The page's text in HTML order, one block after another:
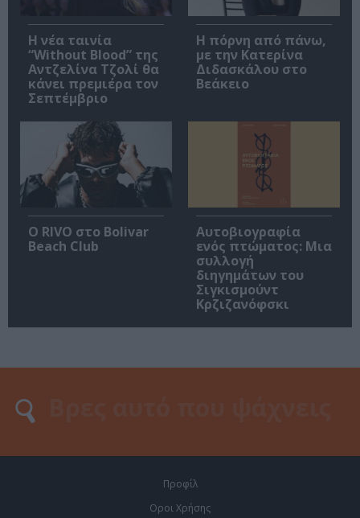
Η νέα ταινία
“Without Blood” της
Αντζελίνα Τζολί θα
κάνει πρεμιέρα τον
Σεπτέμβριο
Η πόρνη από πάνω,
με την Κατερίνα
Διδασκάλου στο
Βεάκειο
Ο RIVO στο Bolivar
Beach Club
Αυτοβιογραφία
ενός πτώματος: Μια
συλλογή
διηγημάτων του
Σιγκισμούντ
Κρζιζανόφσκι
Προφίλ
Οροι Χρήσης